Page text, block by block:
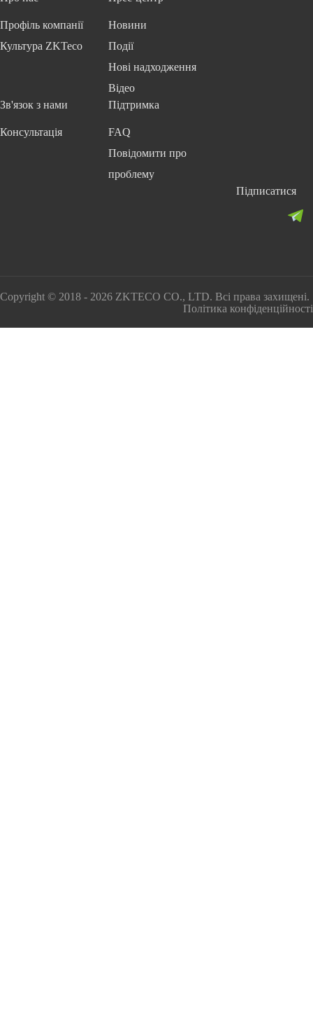
Профіль компанії
Культура ZKTeco
Новини
Події
Нові надходження
Відео
Зв'язок з нами
Консультація
Підтримка
FAQ
Повідомити про
проблему
Підписатися
Copyright © 2018 - 2026 ZKTECO CO., LTD. Всі права захищені.
Політика конфіденційності